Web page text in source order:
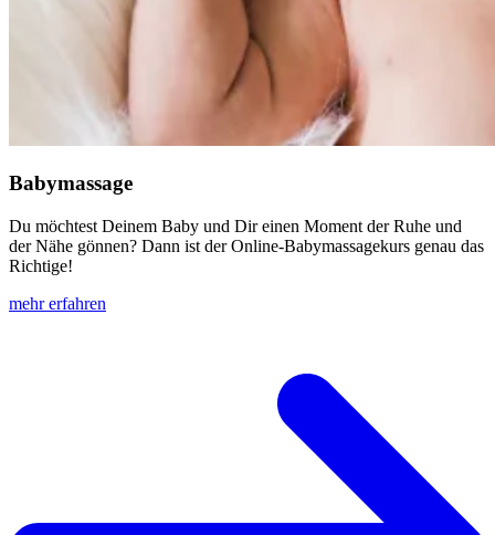
Babymassage
Du möchtest Deinem Baby und Dir einen Moment der Ruhe und
der Nähe gönnen? Dann ist der Online-Babymassagekurs genau das
Richtige!
mehr erfahren